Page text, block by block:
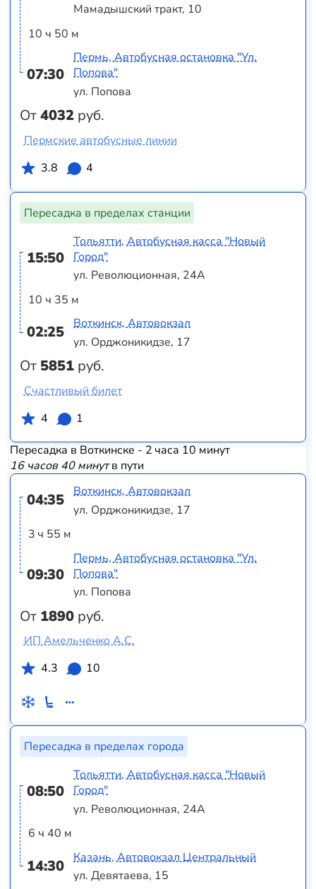
10 ч 50 м
07:30
От4032 руб.
Мамадышский тракт, 10
Пермь, Автобусная остановка "Ул.
Попова"
ул. Попова
Пермские автобусные линии
3.8
4
Пересадка в пределах станции
15:50
10 ч 35 м
02:25
От 5851 руб.
Тольятти, Автобусная касса "Новый
Город"
ул. Революционная, 24А
Воткинск, Автовокзал
ул. Орджоникидзе, 17
Счастливый билет
4
1
Пересадка в Воткинске - 2 часа 10 минут
16 часов 40 минутв пути
04:35
3 ч 55 м
09:30
От 1890 руб.
Воткинск, Автовокзал
ул. Орджоникидзе, 17
Пермь, Автобусная остановка "Ул.
Попова"
ул. Попова
ИП Амельченко А.С.
4.3
10
Пересадка в пределах города
08:50
6 ч 40 м
14:30
Тольятти, Автобусная касса "Новый
Город"
ул. Революционная, 24А
Казань, Автовокзал Центральный
ул. Девятаева, 15